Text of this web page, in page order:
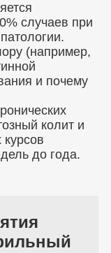
случаев при
(например,
и почему
колит и
до года.